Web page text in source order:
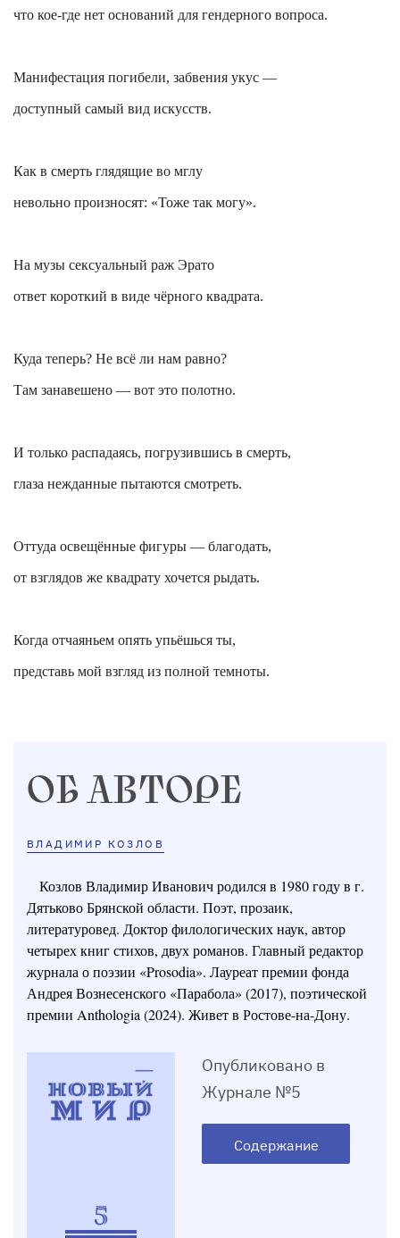
что кое-где нет оснований для гендерного вопроса.
Манифестация погибели, забвения укус —
доступный самый вид искусств.
Как в смерть глядящие во мглу
невольно произносят: «Тоже так могу».
На музы сексуальный раж Эрато
ответ короткий в виде чёрного квадрата.
Куда теперь? Не всё ли нам равно?
Там занавешено — вот это полотно.
И только распадаясь, погрузившись в смерть,
глаза нежданные пытаются смотреть.
Оттуда освещённые фигуры — благодать,
от взглядов же квадрату хочется рыдать.
Когда отчаяньем опять упьёшься ты,
представь мой взгляд из полной темноты.
ОБ АВТОРЕ
ВЛАДИМИР КОЗЛОВ
Козлов Владимир Иванович родился в 1980 году в г.
Дятьково Брянской области. Поэт, прозаик,
литературовед. Доктор филологических наук, автор
четырех книг стихов, двух романов. Главный редактор
журнала о поэзии «Prosodia». Лауреат премии фонда
Андрея Вознесенского «Парабола» (2017), поэтической
премии Anthologia (2024). Живет в Ростове-на-Дону.
5
Опубликовано в
Журнале №5
Содержание